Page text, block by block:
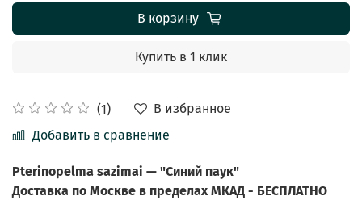
(1)
В избранное
Добавить в сравнение
В корзину
Купить в 1 клик
Pterinopelma sazimai — "Синий паук"
Доставка по Москве в пределах МКАД - БЕСПЛАТНО